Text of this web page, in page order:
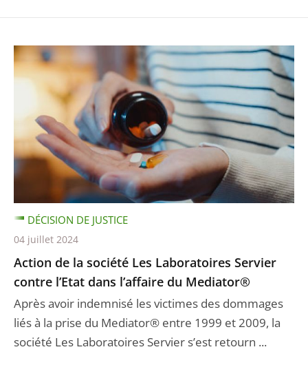
Action de la société Les Laboratoires Servier
contre l’Etat dans l’affaire du Mediator®
Après avoir indemnisé les victimes des dommages
liés à la prise du Mediator® entre 1999 et 2009, la
société Les Laboratoires Servier s’est retourn ...
DÉCISION DE JUSTICE
04 juillet 2024